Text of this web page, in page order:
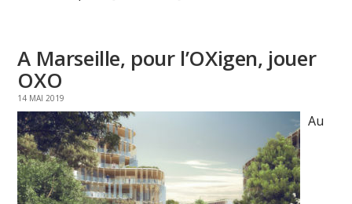
A Marseille, pour l’OXigen, jouer
OXO
14 MAI 2019
Au